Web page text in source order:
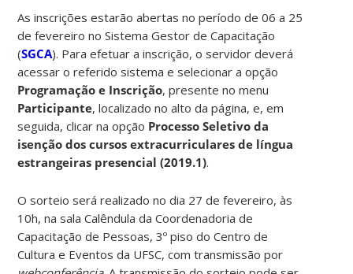
As inscrições estarão abertas no período de 06 a 25
de fevereiro no Sistema Gestor de Capacitação
(SGCA). Para efetuar a inscrição, o servidor deverá
acessar o referido sistema e selecionar a opção
Programação e Inscrição, presente no menu
Participante, localizado no alto da página, e, em
seguida, clicar na opção Processo Seletivo da
isenção dos cursos extracurriculares de língua
estrangeiras presencial (2019.1).
O sorteio será realizado no dia 27 de fevereiro, às
10h, na sala Calêndula da Coordenadoria de
Capacitação de Pessoas, 3º piso do Centro de
Cultura e Eventos da UFSC, com transmissão por